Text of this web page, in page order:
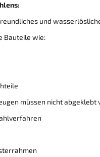
und
Bauteile wie:
müssen nicht abgeklebt